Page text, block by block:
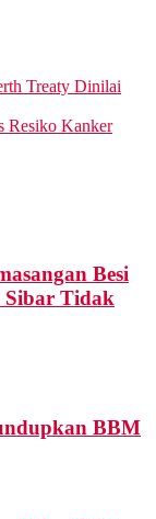
Treaty Dinilai
Resiko Kanker
Besi
Sibar Tidak
BBM